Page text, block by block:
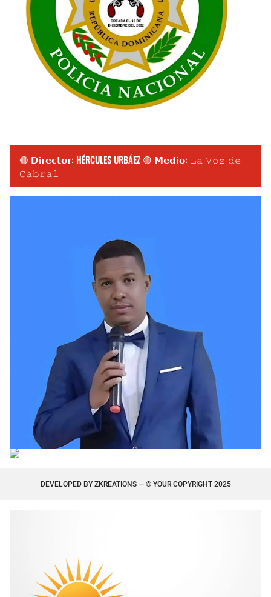
🔴 𝗗𝗶𝗿𝗲𝗰𝘁𝗼𝗿: HÉRCULES URBÁEZ 🔴 𝗠𝗲𝗱𝗶𝗼: 𝙻𝚊 𝚅𝚘𝚣 𝚍𝚎
𝙲𝚊𝚋𝚛𝚊𝚕
DEVELOPED BY ZKREATIONS— © YOUR COPYRIGHT 2025